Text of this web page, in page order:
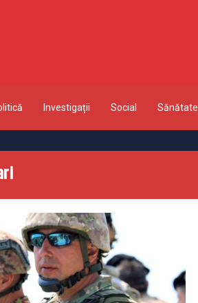
Investigații Social Sănătate